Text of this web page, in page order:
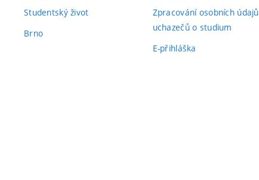
Studentský život
Brno
Zpracování osobních údajů
uchazečů o studium
E-přihláška